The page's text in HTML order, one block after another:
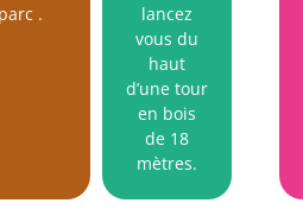
.
lancez
vous du
haut
d’une tour
en bois
de 18
mètres.